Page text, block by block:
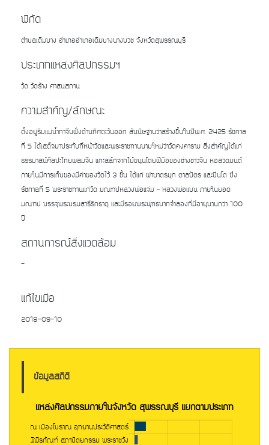
พิกัด
ตำบลเดิมบาง อำเภออำเภอเดิมบางนางบวช จังหวัดสุพรรณบุรี
ประเภทแหล่งศิลปกรรมฯ
วัด วัดร้าง ศาสนสถาน
ความสำคัญ/ลักษณะ
ตั้งอยู่ริมแม่น้ำท่าจีนฝั่งด้านทิศตะวันออก สันนิษฐานว่าสร้างขึ้นในปีพ.ศ. 2425 รัชกาล
ที่ 5 ได้เสด็จมาประทับที่หน้าวัดและพระราชทานนามใหม่ว่าวัดคงคาราม สิ่งสำคัญได้แก่
ธรรมาสน์ศิลปะไทยผสมจีน แกะสลักจากไม้ขนุนโดยฝีมือของช่างชาวจีน หอสวดมนต์
ภายในมีการเก็บของมีค่าของวัดไว้ 3 ชิ้น ได้แก่ ฝาบาตรมุก ตาลปัตร และปิ่นโต ซึ่ง
รัชกาลที่ 5 พระราชทานแก่วัด มณฑปหลวงพ่อแจ่ม – หลวงพ่อแบน ภายในยอด
มณฑป บรรจุพระบรมสารีริกธาตุ และมีรอยพระพุทธบาทจำลองที่มีอายุนานกว่า 100
ปี
สถานการณ์สิ่งแวดล้อม
-
แก้ไขเมื่อ
2018-09-10
ข้อมูลสถิติ